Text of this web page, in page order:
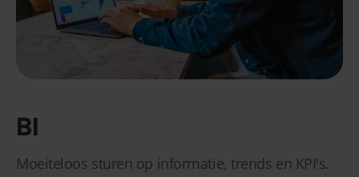
BI
Moeiteloos sturen op informatie, trends en KPI's.